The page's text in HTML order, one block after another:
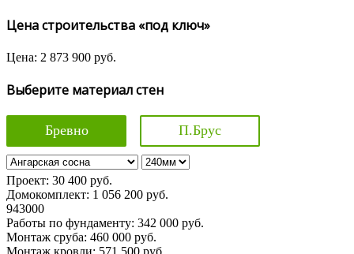
Цена строительства «под ключ»
Цена: 2 873 900 руб.
Выберите материал стен
Бревно П.Брус
Проект: 30 400 руб.
Домокомплект: 1 056 200 руб.
943000
Работы по фундаменту: 342 000 руб.
Монтаж сруба: 460 000 руб.